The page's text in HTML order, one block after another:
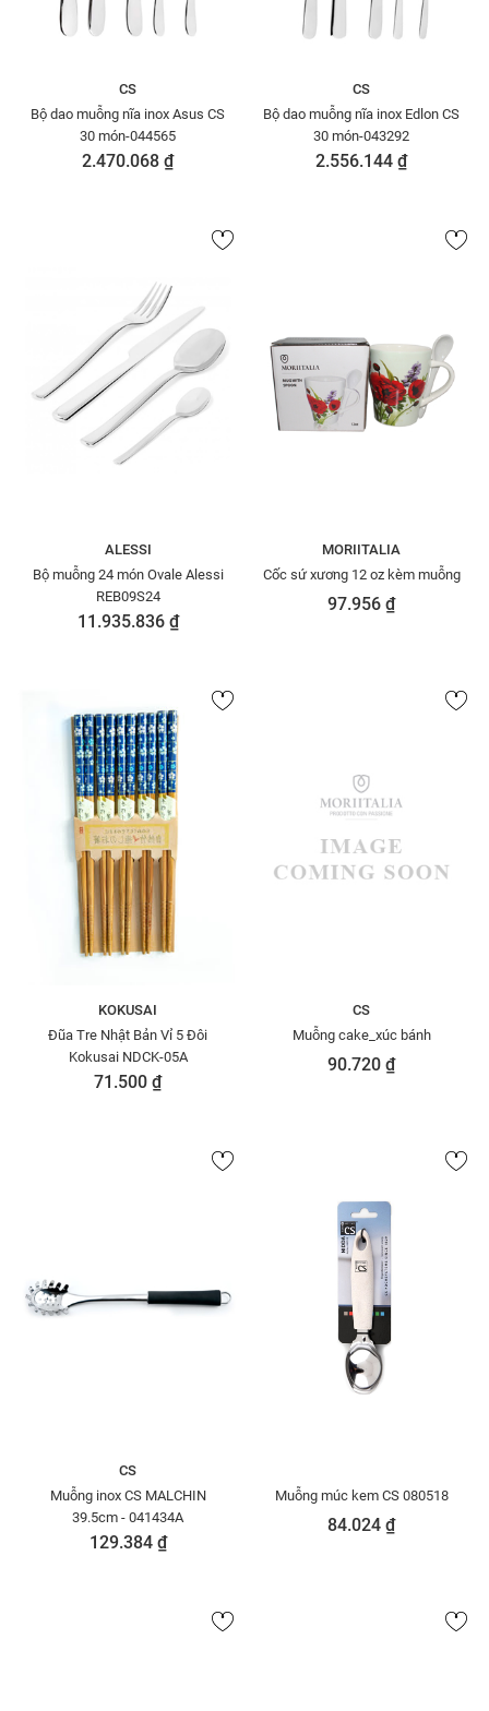
CS
Bộ dao muỗng nĩa inox Asus CS
30 món-044565
2.470.068 ₫
CS
Bộ dao muỗng nĩa inox Edlon CS
30 món-043292
2.556.144 ₫
ALESSI
Bộ muỗng 24 món Ovale Alessi
REB09S24
11.935.836 ₫
MORIITALIA
Cốc sứ xương 12 oz kèm muỗng
97.956 ₫
KOKUSAI
Đũa Tre Nhật Bản Vỉ 5 Đôi
Kokusai NDCK-05A
71.500 ₫
CS
Muỗng cake_xúc bánh
90.720 ₫
CS
Muỗng inox CS MALCHIN
39.5cm - 041434A
129.384 ₫
Muỗng múc kem CS 080518
84.024 ₫